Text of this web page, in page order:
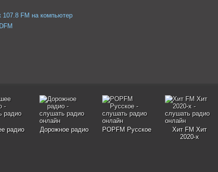
107.8 FM на компьютер
радио
Дорожное радио POPFM Русское
Хит FM Хит
2020-х